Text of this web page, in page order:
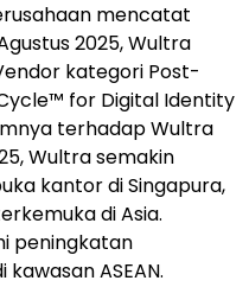
mencatat
2025, Wultra
kategori Post-
for Digital Identity
terhadap Wultra
Wultra semakin
kantor di Singapura,
di Asia.
peningkatan
ASEAN.